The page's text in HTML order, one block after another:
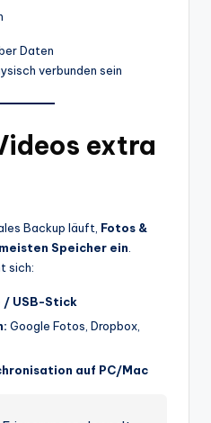
Daten
verbunden sein
extra
Backup läuft, Fotos &
Speicher ein
sich:
USB-Stick
Google Fotos, Dropbox,
auf PC/Mac